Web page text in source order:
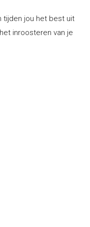
tijden jou het best uit
inroosteren van je